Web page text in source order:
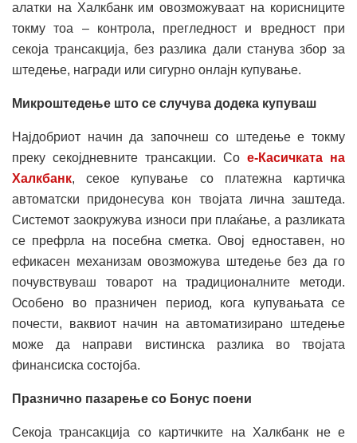
алатки на Халкбанк им овозможуваат на корисниците
токму тоа – контрола, прегледност и вредност при
секоја трансакција, без разлика дали станува збор за
штедење, награди или сигурно онлајн купување.
Микроштедење што се случува додека купуваш
Најдобриот начин да започнеш со штедење е токму
преку секојдневните трансакции. Со е-Касичката на
Халкбанк, секоe купување со платежна картичка
автоматски придонесува кон твојата лична заштеда.
Системот заокружува износи при плаќање, а разликата
се префрла на посебна сметка. Овој едноставен, но
ефикасен механизам овозможува штедење без да го
почувствуваш товарот на традиционалните методи.
Особено во празничен период, кога купувањата се
почести, ваквиот начин на автоматизирано штедење
може да направи вистинска разлика во твојата
финансиска состојба.
Празнично пазарење со Бонус поени
Секоја трансакција со картичките на Халкбанк не е